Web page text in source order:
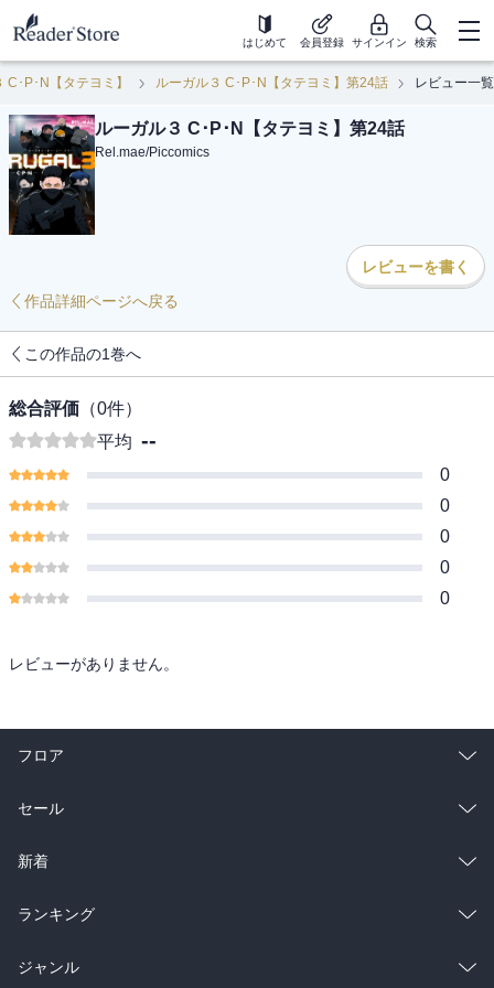
はじめて 会員登録 サインイン 検索
C･P･N【タテヨミ】 ルーガル３ C･P･N【タテヨミ】第24話 レビュー一覧
ルーガル３ C･P･N【タテヨミ】第24話
Rel.mae/Piccomics
レビューを書く
作品詳細ページへ戻る
この作品の1巻へ
総合評価 （0件）
平均 --
0
0
0
0
0
レビューがありません。
フロア
総合
ラノベ
雑誌・グラビア
BL・TL
セール
総合
ラノベ
雑誌・グラビア
新着
総合
ラノベ
ランキング
総合
ジャンル